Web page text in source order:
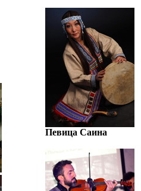
Певица Саина